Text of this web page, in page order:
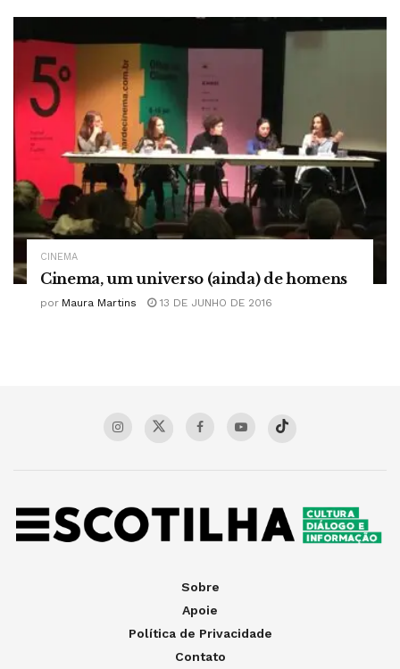
CINEMA
Cinema, um universo (ainda) de homens
por Maura Martins 13 DE JUNHO DE 2016
Sobre
Apoie
Política de Privacidade
Contato